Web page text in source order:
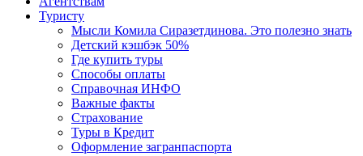
Туристу
Мысли Комила Сиразетдинова. Это полезно знать
Детский кэшбэк 50%
Где купить туры
Способы оплаты
Справочная ИНФО
Важные факты
Страхование
Туры в Кредит
Оформление загранпаспорта